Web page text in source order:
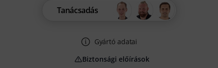
Tanácsadás
Gyártó adatai
Biztonsági előírások